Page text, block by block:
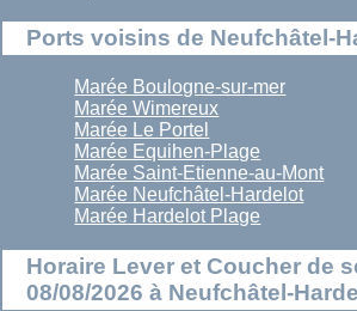
Ports voisins de Neufchâtel-
Marée Boulogne-sur-mer
Marée Wimereux
Marée Le Portel
Marée Equihen-Plage
Marée Saint-Etienne-au-Mont
Marée Neufchâtel-Hardelot
Marée Hardelot Plage
Horaire Lever et Coucher de
08/08/2026 à Neufchâtel-